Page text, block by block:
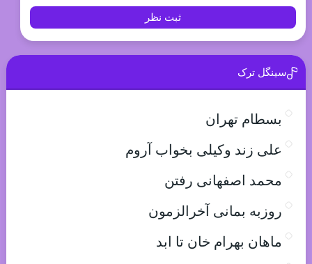
ثبت نظر
سینگل ترک
بسطام تهران
علی زند وکیلی بخواب آروم
محمد اصفهانی رفتن
روزبه بمانی آخرالزمون
ماهان بهرام خان تا ابد